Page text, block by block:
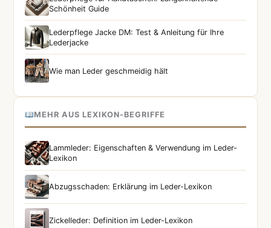
Schönheit Guide
Lederpflege Jacke DM: Test & Anleitung für Ihre
Lederjacke
Wie man Leder geschmeidig hält
MEHR AUS LEXIKON-BEGRIFFE
Lammleder: Eigenschaften & Verwendung im Leder-
Lexikon
Abzugsschaden: Erklärung im Leder-Lexikon
Zickelleder: Definition im Leder-Lexikon